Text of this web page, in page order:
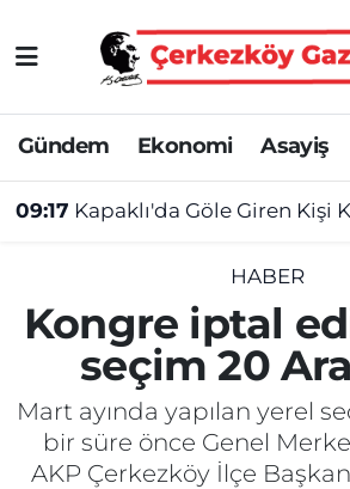
Gündem Ekonomi Asayiş
09:17 Kapaklı'da Göle Giren Kişi
HABER
Kongre iptal
seçim 20
Mart ayında yapılan yerel
bir süre önce Genel
AKP Çerkezköy İlçe
Asayiş
Ekonomi
Gündem
Kültür&Sanat
Manşet
SAĞLIK
Tekirdağ Nöbetçi
Tekirdağ Hava Durumu
Tekirdağ Namaz Vakitleri
Tekirdağ Trafik Yoğunluk
Süper Lig Puan Durumu
Tüm Manşetler
Son Dakika Haberleri